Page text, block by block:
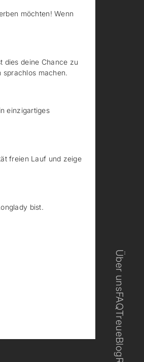
Über uns
FAQ
Treue
Blog
möchten! Wenn
dies deine Chance zu
sprachlos machen.
einzigartiges
freien Lauf und zeige
bist.